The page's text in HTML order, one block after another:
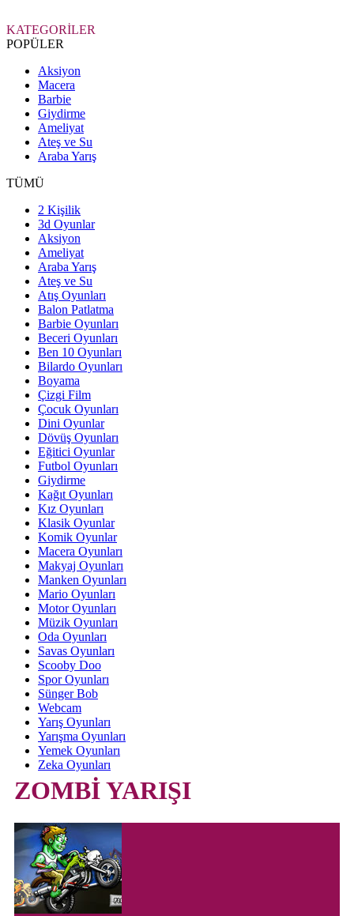
KATEGORİLER
POPÜLER
Aksiyon
Macera
Barbie
Giydirme
Ameliyat
Ateş ve Su
Araba Yarış
TÜMÜ
2 Kişilik
3d Oyunlar
Aksiyon
Ameliyat
Araba Yarış
Ateş ve Su
Atış Oyunları
Balon Patlatma
Barbie Oyunları
Beceri Oyunları
Ben 10 Oyunları
Bilardo Oyunları
Boyama
Çizgi Film
Çocuk Oyunları
Dini Oyunlar
Dövüş Oyunları
Eğitici Oyunlar
Futbol Oyunları
Giydirme
Kağıt Oyunları
Kız Oyunları
Klasik Oyunlar
Komik Oyunlar
Macera Oyunları
Makyaj Oyunları
Manken Oyunları
Mario Oyunları
Motor Oyunları
Müzik Oyunları
Oda Oyunları
Savas Oyunları
Scooby Doo
Spor Oyunları
Sünger Bob
Webcam
Yarış Oyunları
Yarışma Oyunları
Yemek Oyunları
Zeka Oyunları
ZOMBİ YARIŞI